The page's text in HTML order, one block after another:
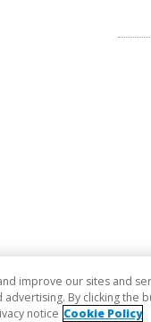
improve our sites and
By clicking the
notice Cookie Policy